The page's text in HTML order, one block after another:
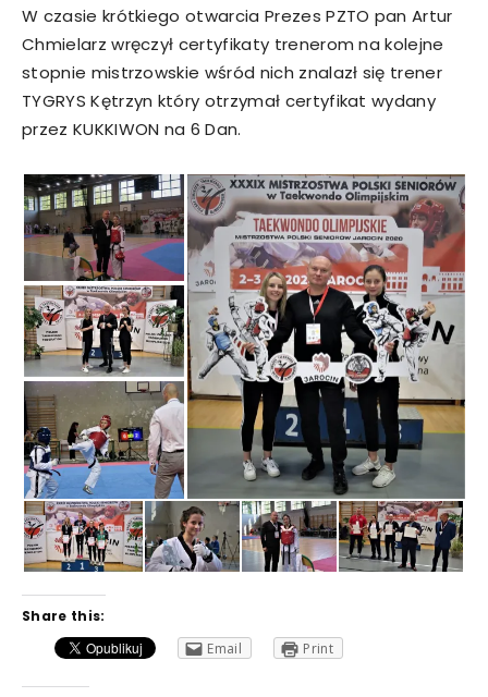
W czasie krótkiego otwarcia Prezes PZTO pan Artur
Chmielarz wręczył certyfikaty trenerom na kolejne
stopnie mistrzowskie wśród nich znalazł się trener
TYGRYS Kętrzyn który otrzymał certyfikat wydany
przez KUKKIWON na 6 Dan.
Share this:
Email
Print